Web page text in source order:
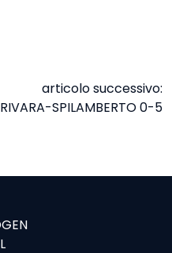
articolo successivo:
RIVARA-SPILAMBERTO 0-5